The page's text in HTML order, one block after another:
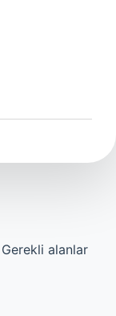
Gerekli alanlar